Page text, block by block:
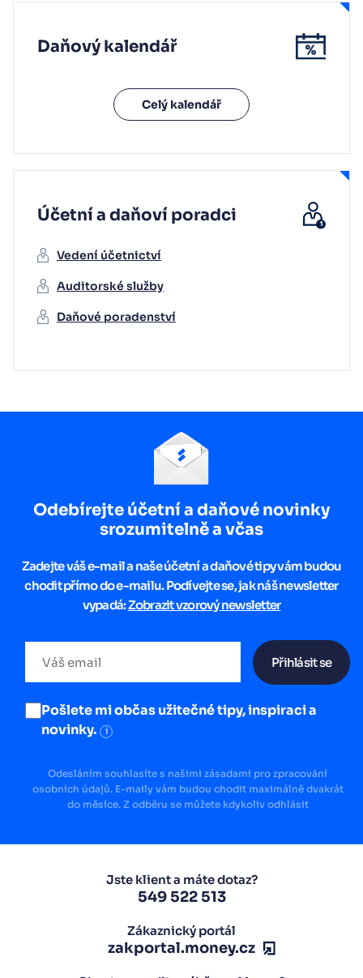
Daňový kalendář
Celý kalendář
Účetní a daňoví poradci
Vedení účetnictví
Auditorské služby
Daňové poradenství
Odebírejte účetní a daňové novinky
srozumitelně a včas
Zadejte váš e-mail a naše účetní a daňové tipy vám budou
chodit přímo do e-mailu. Podívejte se, jak náš newsletter
vypadá:Zobrazit vzorový newsletter
Přihlásit se
Pošlete mi občas užitečné tipy, inspiraci a
novinky.
i
Odesláním souhlasíte s našimi zásadami pro zpracování
osobních údajů. E-maily vám budou chodit maximálně dvakrát
do měsíce. Z odběru se můžete kdykoliv odhlásit
Jste klient a máte dotaz?
549 522 513
Zákaznický portál
zakportal.money.cz